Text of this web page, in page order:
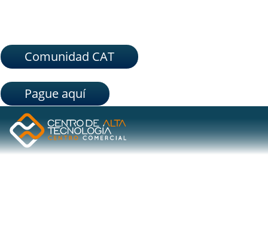
Comunidad CAT
Pague aquí